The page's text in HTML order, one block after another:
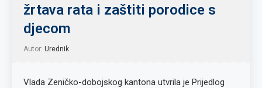
žrtava rata i zaštiti porodice s
djecom
Autor: Urednik
Vlada Zeničko-dobojskog kantona utvrila je Prijedlog